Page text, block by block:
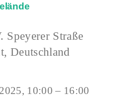
Speyerer Straße
Deutschland
10:00 – 16:00